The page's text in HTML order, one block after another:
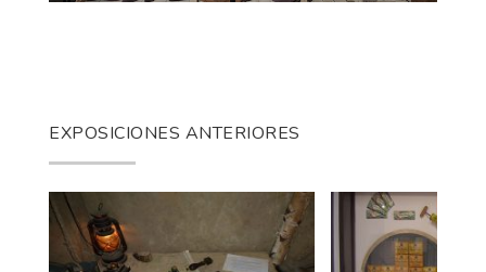
EXPOSICIONES ANTERIORES